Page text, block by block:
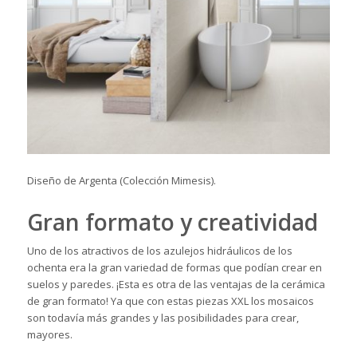
Diseño de Argenta (Colección Mimesis).
Gran formato y creatividad
Uno de los atractivos de los azulejos hidráulicos de los
ochenta era la gran variedad de formas que podían crear en
suelos y paredes. ¡Esta es otra de las ventajas de la cerámica
de gran formato! Ya que con estas piezas XXL los mosaicos
son todavía más grandes y las posibilidades para crear,
mayores.